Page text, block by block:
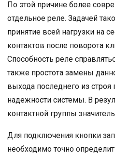
По этой причине более
отдельное реле. Задачей
принятие всей нагрузки на
контактов после поворота
Способность реле
также простота замены
выхода последнего из строя
надежности системы. В
контактной группы
Для подключения кнопки
необходимо точно